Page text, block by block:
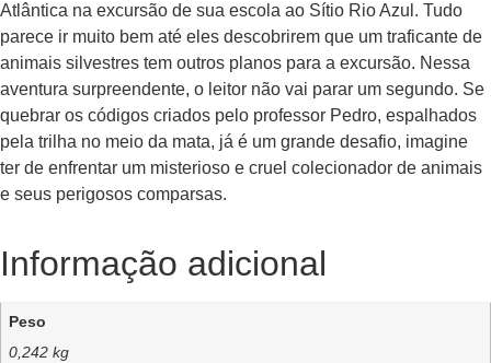
Atlântica na excursão de sua escola ao Sítio Rio Azul. Tudo
parece ir muito bem até eles descobrirem que um traficante de
animais silvestres tem outros planos para a excursão. Nessa
aventura surpreendente, o leitor não vai parar um segundo. Se
quebrar os códigos criados pelo professor Pedro, espalhados
pela trilha no meio da mata, já é um grande desafio, imagine
ter de enfrentar um misterioso e cruel colecionador de animais
e seus perigosos comparsas.
Informação adicional
Peso
0,242 kg